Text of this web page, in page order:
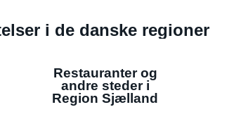
i de danske regioner
Restauranter og
andre steder i
Region Sjælland